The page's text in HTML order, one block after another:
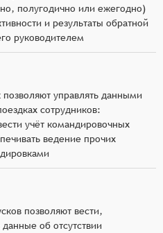
полугодично или ежегодно)
и результаты обратной
руководителем
управлять данными
сотрудников:
учёт командировочных
ведение прочих
позволяют вести,
об отсутствии